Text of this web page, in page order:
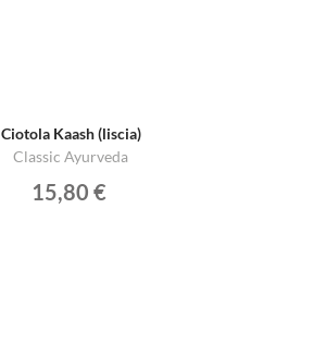
Ciotola Kaash (liscia)
Classic Ayurveda
15,80 €